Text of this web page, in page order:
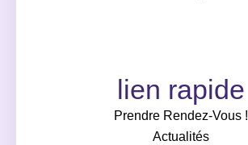
lien rapide
Prendre Rendez-Vous !
Actualités